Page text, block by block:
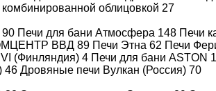
облицовкой 27
90 Печи для бани Атмосфера 148 Печи
ВВД 89 Печи Этна 62 Печи
(Финляндия) 4 Печи для бани ASTON
46 Дровяные печи Вулкан (Россия) 70